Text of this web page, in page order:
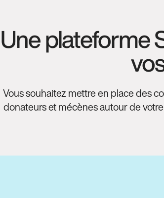
Une plateforme
Vous souhaitez mettre en place des
donateurs et mécènes autour de